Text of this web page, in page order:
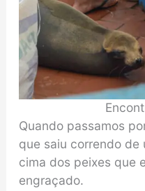
Quando passamos
que saiu correndo de
cima dos peixes que
engraçado.